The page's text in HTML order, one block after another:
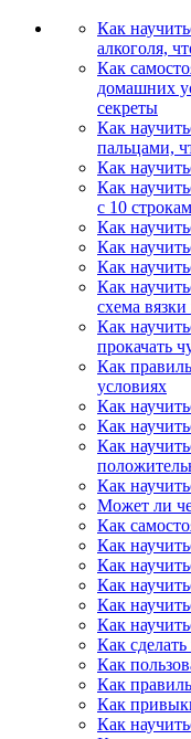
Как
алкоголя,
Как
домашних
секреты
Как
пальцами,
Как
Как
с 10
Как
Как
Как
Как
схема
Как
прокачать
Как
условиях
Как
Как
Как
Как
Может ли
Как
Как
Как
Как
Как
Как
Как
Как
Как
Как
Как